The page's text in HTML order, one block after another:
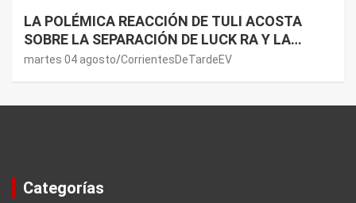
LA POLÉMICA REACCIÓN DE TULI ACOSTA
SOBRE LA SEPARACIÓN DE LUCK RA Y LA
JOAQUI: “¿MI VERDAD?”
martes 04 agosto CorrientesDeTardeEV
Categorías